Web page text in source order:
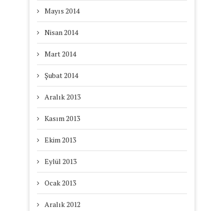
Mayıs 2014
Nisan 2014
Mart 2014
Şubat 2014
Aralık 2013
Kasım 2013
Ekim 2013
Eylül 2013
Ocak 2013
Aralık 2012